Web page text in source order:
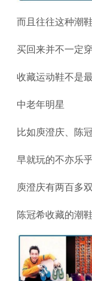
而且往往这种潮
买回来并不一定穿
收藏运动鞋不是
中老年明星
比如庾澄庆、陈
早就玩的不亦乐
庾澄庆有两百多双
陈冠希收藏的潮